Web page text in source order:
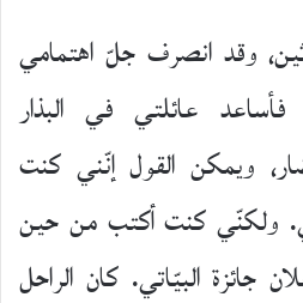
وقد انصرف جلّ اهتمامي
فأساعد عائلتي في البذار
ويمكن القول إنّني كنت
ولكنّي كنت أكتب من حين
جائزة البيّاتي. كان الراحل